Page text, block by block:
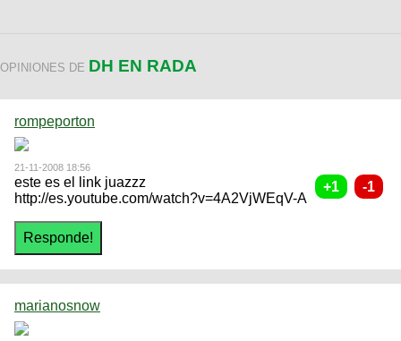
OPINIONES DE DH EN RADA
rompeporton
21-11-2008 18:56
este es el link juazzz
http://es.youtube.com/watch?v=4A2VjWEqV-A
marianosnow